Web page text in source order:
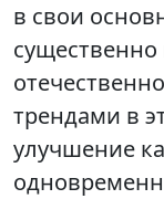
в свои
трендами в
улучшение